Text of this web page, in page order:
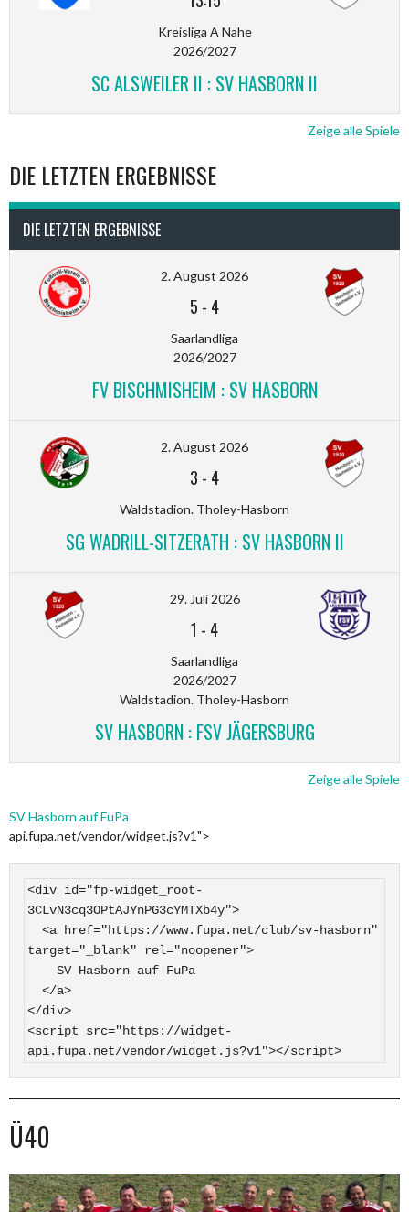
Kreisliga A Nahe
2026/2027
SC ALSWEILER II : SV HASBORN II
Zeige alle Spiele
DIE LETZTEN ERGEBNISSE
DIE LETZTEN ERGEBNISSE
2. August 2026
5 - 4
Saarlandliga
2026/2027
FV BISCHMISHEIM : SV HASBORN
2. August 2026
3 - 4
Waldstadion. Tholey-Hasborn
SG WADRILL-SITZERATH : SV HASBORN II
29. Juli 2026
1 - 4
Saarlandliga
2026/2027
Waldstadion. Tholey-Hasborn
SV HASBORN : FSV JÄGERSBURG
Zeige alle Spiele
SV Hasborn auf FuPa
api.fupa.net/vendor/widget.js?v1">
<div id="fp-widget_root-
3CLvN3cq3OPtAJYnPG3cYMTXb4y">
target="_blank" rel="noopener">
</div>
<script src="https://widget-
api.fupa.net/vendor/widget.js?v1"></script>
Ü40